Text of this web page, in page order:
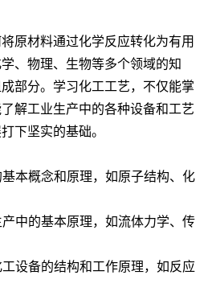
原材料通过化学反应转化为有用
、物理、生物等多个领域的知
部分。学习化工工艺，不仅能掌
解工业生产中的各种设备和工艺
下坚实的基础。
本概念和原理，如原子结构、化
中的基本原理，如流体力学、传
设备的结构和工作原理，如反应